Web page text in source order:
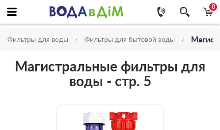
0
Фильтры для воды Фильтры для бытовой воды
Магистральные фильтры для
воды - стр. 5